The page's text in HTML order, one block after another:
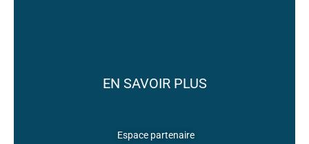
EN SAVOIR PLUS
Espace partenaire